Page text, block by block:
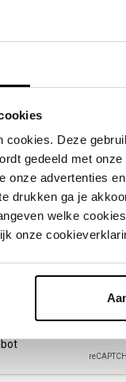
Deze
gedeeld met
onze advertenties
drukken ga je
welke
onze